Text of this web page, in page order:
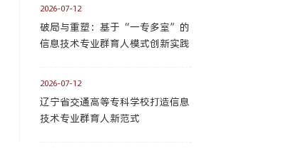
2026-07-12
破局与重塑：基于“一专多室”的
信息技术专业群育人模式创新实践
2026-07-12
辽宁省交通高等专科学校打造信息
技术专业群育人新范式